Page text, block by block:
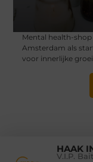
Mental health-shop
Amsterdam als
voor innerlijke groei
HAAK
V.I.P.